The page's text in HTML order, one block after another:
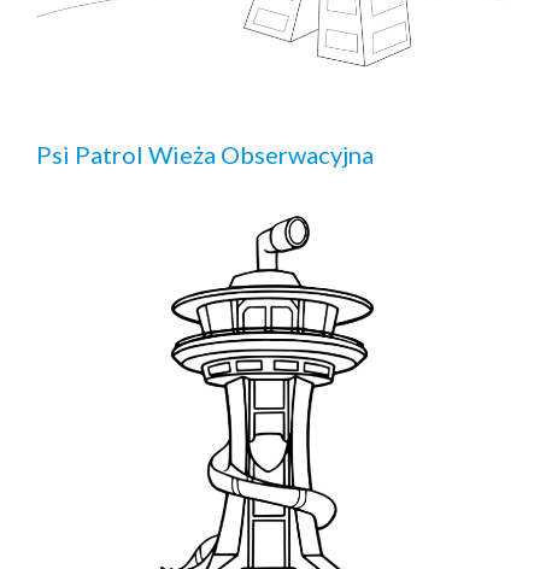
Psi Patrol Wieża Obserwacyjna